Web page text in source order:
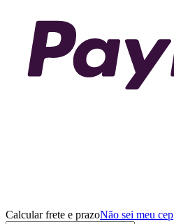
Calcular frete e prazoNão sei meu cep